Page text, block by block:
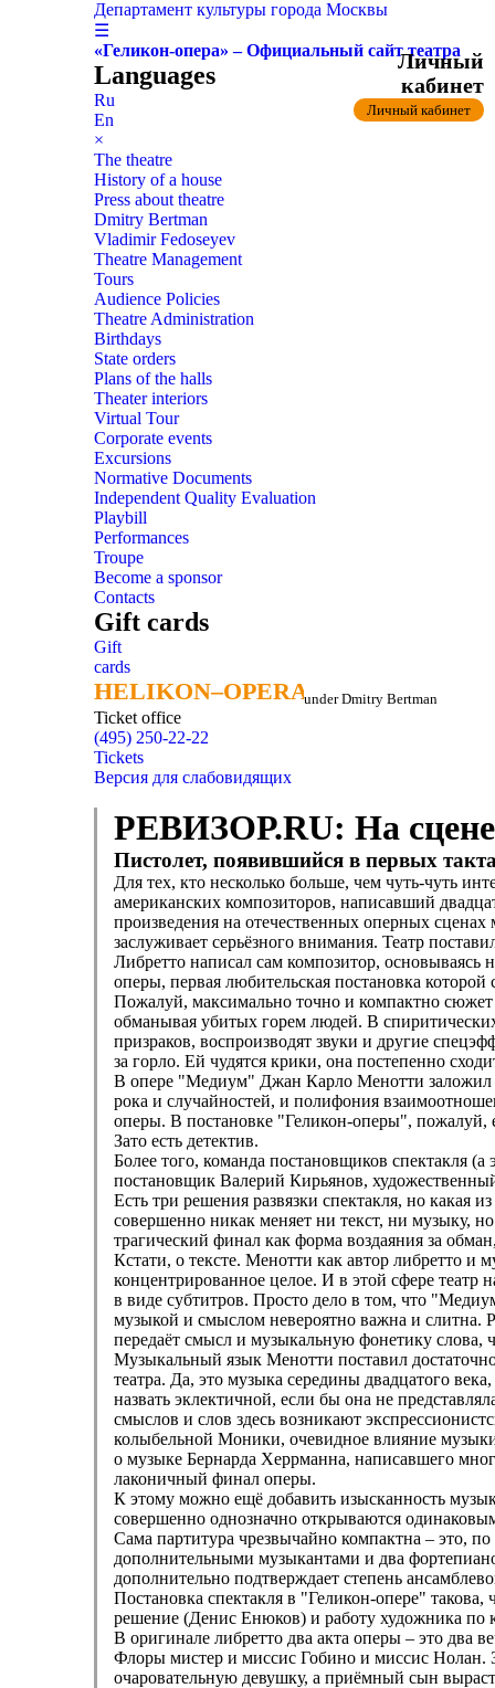
Департамент культуры города Москвы
☰
«Геликон-опера» – Официальный сайт театра
Languages
Ru
En
×
The theatre
History of a house
Press about theatre
Dmitry Bertman
Vladimir Fedoseyev
Theatre Management
Tours
Audience Policies
Theatre Administration
Birthdays
State orders
Plans of the halls
Theater interiors
Virtual Tour
Corporate events
Excursions
Normative Documents
Independent Quality Evaluation
Playbill
Performances
Troupe
Become a sponsor
Contacts
Gift cards
Gift
cards
HELIKON–OPERA
HELIKON–OPERAunder Dmitry Bertman
Ticket office
(495) 250-22-22
Личный
кабинет
Личный кабинет
Tickets
Версия для слабовидящих
РЕВИЗОР.RU: На
Пистолет, появившийся в первых
Для тех, кто несколько больше, чем чуть-чуть
американских композиторов, написавший
произведения на отечественных оперных
заслуживает серьёзного внимания. Театр
Либретто написал сам композитор, основываясь
оперы, первая любительская постановка
Пожалуй, максимально точно и компактно сюжет
обманывая убитых горем людей. В
призраков, воспроизводят звуки и другие
за горло. Ей чудятся крики, она постепенно
В опере "Медиум" Джан Карло Менотти заложил
рока и случайностей, и полифония
оперы. В постановке "Геликон-оперы", пожалуй,
Зато есть детектив.
Более того, команда постановщиков спектакля
постановщик Валерий Кирьянов,
Есть три решения развязки спектакля, но какая
совершенно никак меняет ни текст, ни музыку,
трагический финал как форма воздаяния за
Кстати, о тексте. Менотти как автор либретто и
концентрированное целое. И в этой сфере театр
в виде субтитров. Просто дело в том, что
музыкой и смыслом невероятно важна и слитна.
передаёт смысл и музыкальную фонетику слова,
Музыкальный язык Менотти поставил
театра. Да, это музыка середины двадцатого
назвать эклектичной, если бы она не
смыслов и слов здесь возникают
колыбельной Моники, очевидное влияние
о музыке Бернарда Херрманна, написавшего
лаконичный финал оперы.
К этому можно ещё добавить изысканность
совершенно однозначно открываются
Сама партитура чрезвычайно компактна – это,
дополнительными музыкантами и два
дополнительно подтверждает степень
Постановка спектакля в "Геликон-опере"
решение (Денис Енюков) и работу художника
В оригинале либретто два акта оперы – это два
Флоры мистер и миссис Гобино и миссис Нолан.
очаровательную девушку, а приёмный сын